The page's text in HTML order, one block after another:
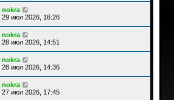
nokra
29 июл 2026, 16:26
nokra
28 июл 2026, 14:51
nokra
28 июл 2026, 14:36
nokra
27 июл 2026, 17:45